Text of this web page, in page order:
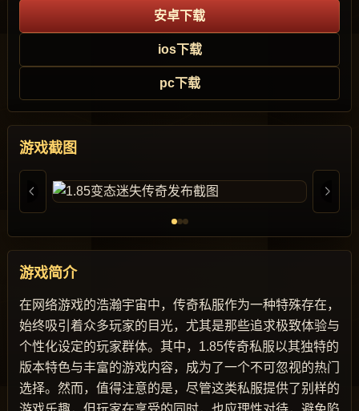
安卓下载
ios下载
pc下载
游戏截图
游戏简介
在网络游戏的浩瀚宇宙中，传奇私服作为一种特殊存在，
始终吸引着众多玩家的目光，尤其是那些追求极致体验与
个性化设定的玩家群体。其中，1.85传奇私服以其独特的
版本特色与丰富的游戏内容，成为了一个不可忽视的热门
选择。然而，值得注意的是，尽管这类私服提供了别样的